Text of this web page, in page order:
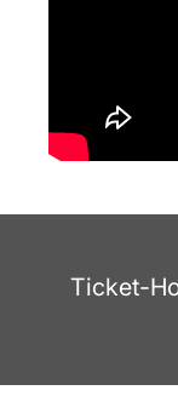
Ticket-